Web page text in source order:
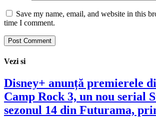
Save my name, email, and website in this
time I comment.
Vezi si
Disney+ anunță premierele
Camp Rock 3, un nou serial
sezonul 14 din Futurama,